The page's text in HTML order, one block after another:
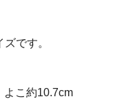
です。
よこ約10.7cm